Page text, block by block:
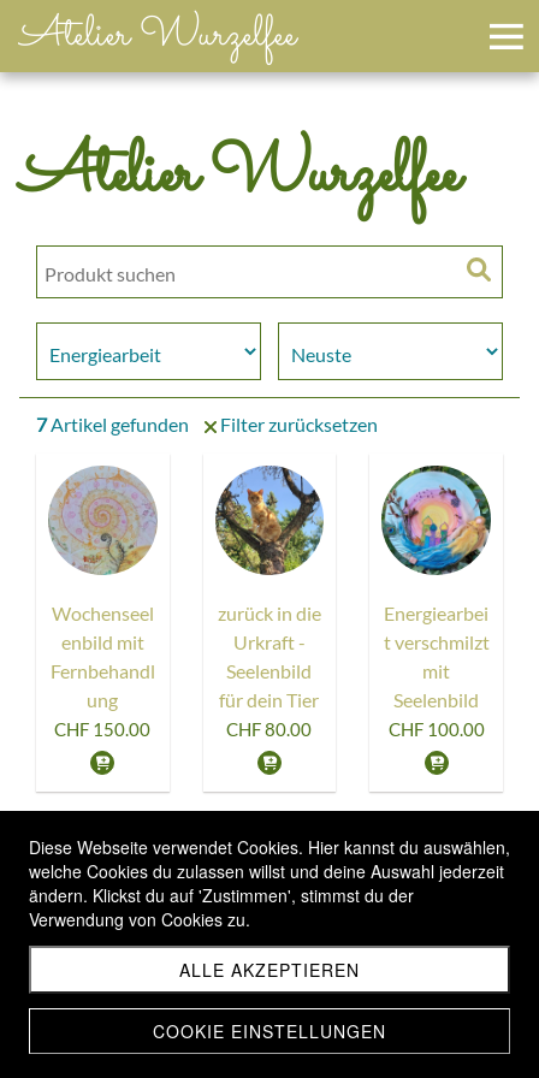
Atelier Wurzelfee
Atelier Wurzelfee
7Artikel gefunden Filter zurücksetzen
Wochenseel
enbild mit
Fernbehandl
ung
CHF 150.00
zurück in die
Urkraft -
Seelenbild
für dein Tier
CHF 80.00
Energiearbei
t verschmilzt
mit
Seelenbild
CHF 100.00
Diese Webseite verwendet Cookies. Hier kannst du auswählen,
welche Cookies du zulassen willst und deine Auswahl jederzeit
ändern. Klickst du auf 'Zustimmen', stimmst du der
Verwendung von Cookies zu.
ALLE AKZEPTIEREN
COOKIE EINSTELLUNGEN